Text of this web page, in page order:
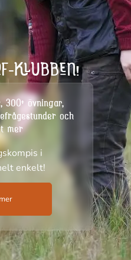
KLUBBEN!
300+ övningar,
och
mer
i
enkelt!